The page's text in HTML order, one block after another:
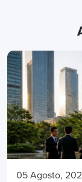
05 Agosto,